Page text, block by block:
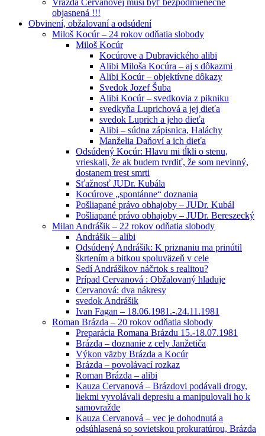
objasnená !!!
Obvinení, obžalovaní a odsúdení
Miloš Kocúr – 24 rokov odňatia slobody
Miloš Kocúr
Kocúrove a Dubravického alibi
Alibi Miloša Kocúra – aj s dôkazmi
Alibi Kocúr – objektívne dôkazy
Svedok Jozef Šuba
Alibi Kocúr – svedkovia z pikniku
svedkyňa Luprichová a jej dieťa
svedok Luprich a jeho dieťa
Alibi – súdna zápisnica, Haláchy
Manželia Daňoví a ich dieťa
Odsúdený Kocúr: Hlavu mi tĺkli o stenu,
vrieskali, že ak budem tvrdiť, že som nevinný,
dostanem trest smrti
Sťažnosť JUDr. Kubála
Kocúrove „spontánne“ doznania
Pošliapané právo obhajoby – JUDr. Kubál
Pošliapané právo obhajoby – JUDr. Bereszecký
Milan Andrášik – 22 rokov odňatia slobody
Andrášik – alibi
Odsúdený Andrášik: K priznaniu ma prinútil
škrtením a bitkou spoluväzeň v cele
Sedí Andrášikov náčrtok s realitou?
Prípad Cervanová : Obžalovaný hladuje
Cervanová: dva nákresy
svedok Andrášik
Ivan Fagan – 18.06.1981.-.24.11.1981
Roman Brázda – 20 rokov odňatia slobody
Preparácia Romana Brázdu 15.-18.07.1981
Brázda – doznanie z cely Janžetiča
Výkon väzby Brázda a Kocúr
Brázda – povolávací rozkaz
Roman Brázda – alibi
Kauza Cervanová – Brázdovi podávali drogy,
liekmi vyvolávali depresiu a manipulovali ho k
samovražde
Kauza Cervanová – vec je dohodnutá a
odsúhlasená so sovietskou prokuratúrou, Brázda